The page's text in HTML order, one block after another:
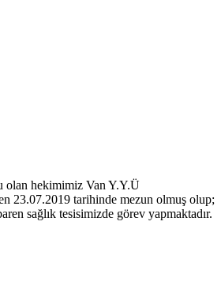
olan hekimimiz Van Y.Y.Ü
23.07.2019 tarihinde mezun olmuş olup;
sağlık tesisimizde görev yapmaktadır.